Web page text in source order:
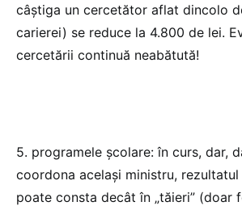
câștiga un cercetător aflat dincolo
carierei) se reduce la 4.800 de lei.
cercetării continuă neabătută!
5. programele școlare: în curs, dar,
coordona același ministru,
poate consta decât în „tăieri” (doar